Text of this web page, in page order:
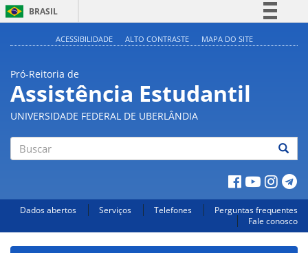
BRASIL
Acesso à informação
Legislação
Canais
ACESSIBILIDADE ALTO CONTRASTE MAPA DO SITE
Pró-Reitoria de
Assistência Estudantil
UNIVERSIDADE FEDERAL DE UBERLÂNDIA
Dados abertos Serviços Telefones
Perguntas frequentes
Fale conosco